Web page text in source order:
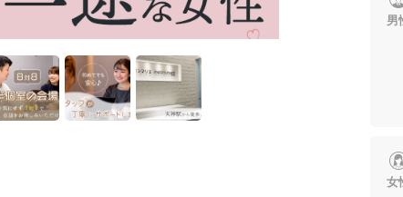
男
女